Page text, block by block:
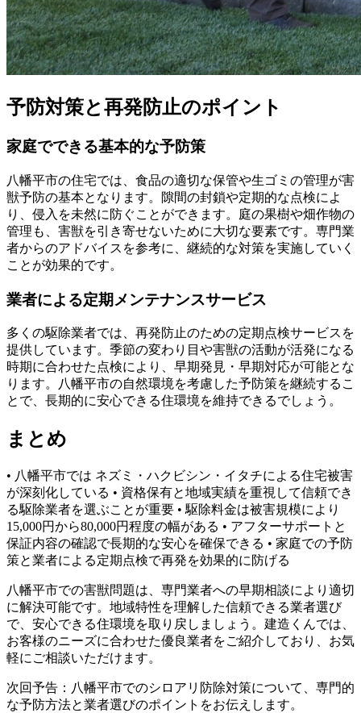
予防対策と再発防止のポイント
家庭でできる基本的な予防策
八幡平市の住宅では、食品の適切な保管や生ゴミの管理が害
獣予防の基本となります。隙間の封鎖や定期的な点検によ
り、侵入を未然に防ぐことができます。庭の果樹や畑作物の
管理も、害獣を引き寄せないために大切な要素です。専門業
者からのアドバイスを参考に、継続的な対策を実施していく
ことが効果的です。
業者による定期メンテナンスサービス
多くの駆除業者では、再発防止のための定期点検サービスを
提供しています。季節の変わり目や害獣の活動が活発になる
時期に合わせた点検により、早期発見・早期対応が可能とな
ります。八幡平市の自然環境を考慮した予防策を継続するこ
とで、長期的に安心できる住環境を維持できるでしょう。
まとめ
• 八幡平市では ネズミ・ハクビシン・イタチによる住宅被害
が深刻化している • 資格保有と地域実績を重視して信頼でき
る駆除業者を選ぶことが重要 • 駆除料金は被害規模により
15,000円から80,000円程度の幅がある • アフターサポートと
保証内容の確認で長期的な安心を確保できる • 家庭での予防
策と業者による定期点検で再発を効果的に防げる
八幡平市での害獣問題は、専門業者への早期相談により適切
に解決可能です。地域特性を理解した信頼できる業者選び
で、安心できる住環境を取り戻しましょう。建造くんでは、
お客様のニーズに合わせた優良業者をご紹介しており、お気
軽にご相談いただけます。
次回予告：八幡平市でのシロアリ防除対策について、専門的
な予防方法と業者選びのポイントをお伝えします。